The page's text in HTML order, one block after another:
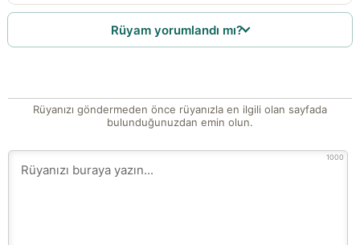
Rüyam yorumlandı mı?
Rüyanızı göndermeden önce rüyanızla en ilgili olan sayfada
bulunduğunuzdan emin olun.
1000